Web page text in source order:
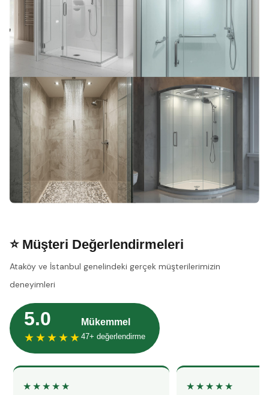
⭐ Müşteri Değerlendirmeleri
Ataköy ve İstanbul genelindeki gerçek müşterilerimizin
deneyimleri
5.0
★★★★★
Mükemmel
47+ değerlendirme
★★★★★ ★★★★★